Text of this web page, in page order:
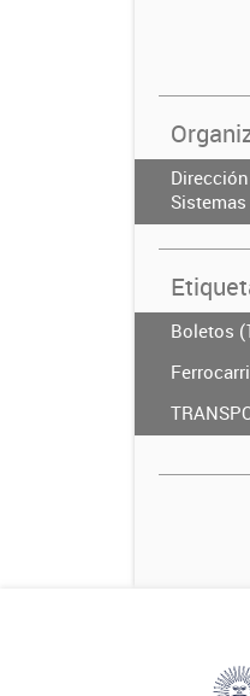
Sistemas
Boletos